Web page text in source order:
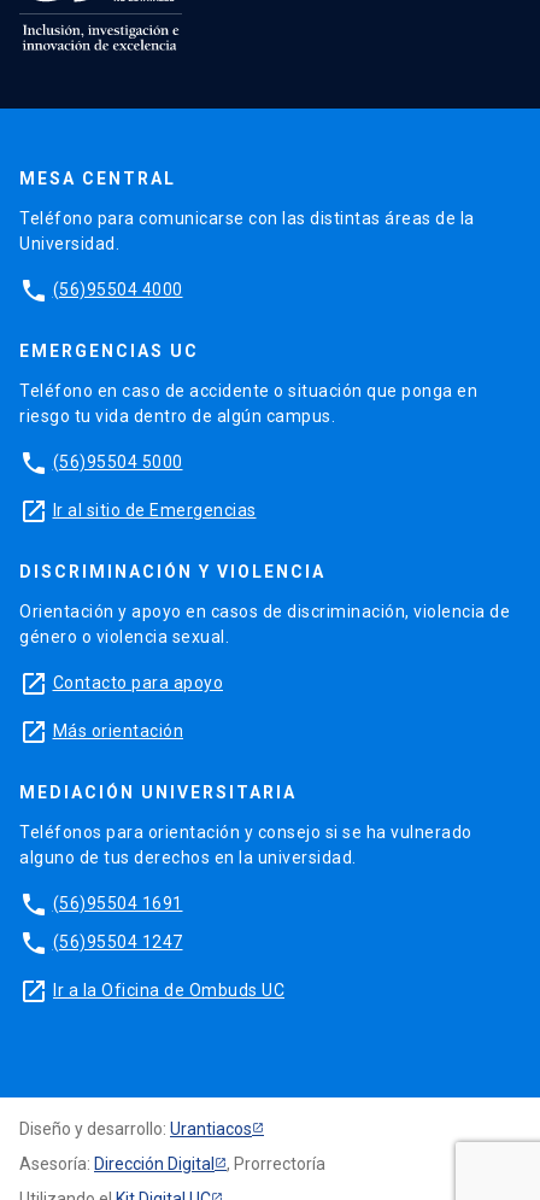
MESA CENTRAL
Teléfono para comunicarse con las distintas áreas de la
Universidad.
phone (56)95504 4000
EMERGENCIAS UC
Teléfono en caso de accidente o situación que ponga en
riesgo tu vida dentro de algún campus.
phone (56)95504 5000
launch Ir al sitio de Emergencias
DISCRIMINACIÓN Y VIOLENCIA
Orientación y apoyo en casos de discriminación, violencia de
género o violencia sexual.
launch Contacto para apoyo
launch Más orientación
MEDIACIÓN UNIVERSITARIA
Teléfonos para orientación y consejo si se ha vulnerado
alguno de tus derechos en la universidad.
phone (56)95504 1691
phone (56)95504 1247
launch Ir a la Oficina de Ombuds UC
Diseño y desarrollo: Urantiacos
Asesoría: Dirección Digital
, Prorrectoría